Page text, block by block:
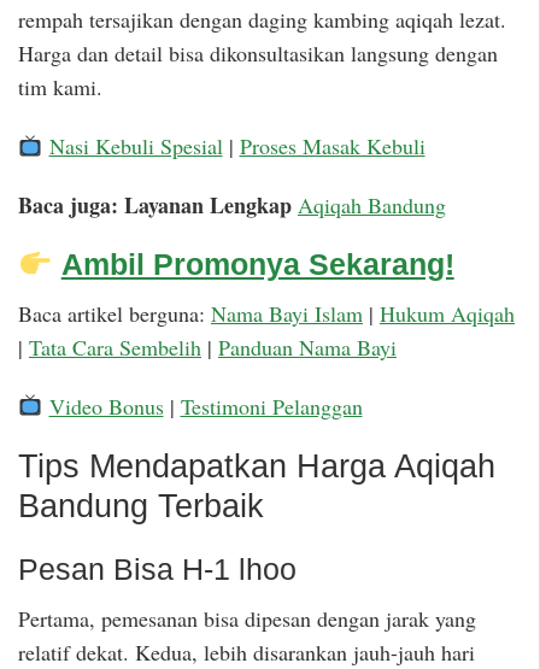
rempah tersajikan dengan daging kambing aqiqah lezat.
Harga dan detail bisa dikonsultasikan langsung dengan
tim kami.
Nasi Kebuli Spesial| Proses Masak Kebuli
Baca juga: Layanan Lengkap Aqiqah Bandung
Ambil Promonya Sekarang!
Baca artikel berguna: Nama Bayi Islam | Hukum Aqiqah
| Tata Cara Sembelih | Panduan Nama Bayi
Video Bonus| Testimoni Pelanggan
Tips Mendapatkan Harga Aqiqah
Bandung Terbaik
Pesan Bisa H-1 lhoo
Pertama, pemesanan bisa dipesan dengan jarak yang
relatif dekat. Kedua, lebih disarankan jauh-jauh hari